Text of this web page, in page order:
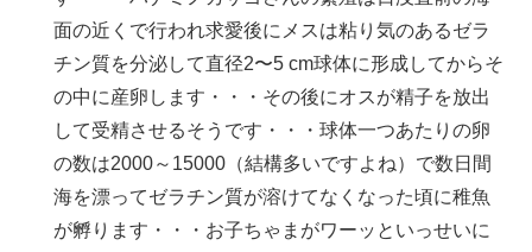
面の近くで行われ求愛後にメスは粘り気のあるゼラ
チン質を分泌して直径2〜5 cm球体に形成してからそ
の中に産卵します・・・その後にオスが精子を放出
して受精させるそうです・・・球体一つあたりの卵
の数は2000～15000（結構多いですよね）で数日間
海を漂ってゼラチン質が溶けてなくなった頃に稚魚
が孵ります・・・お子ちゃまがワーッといっせいに